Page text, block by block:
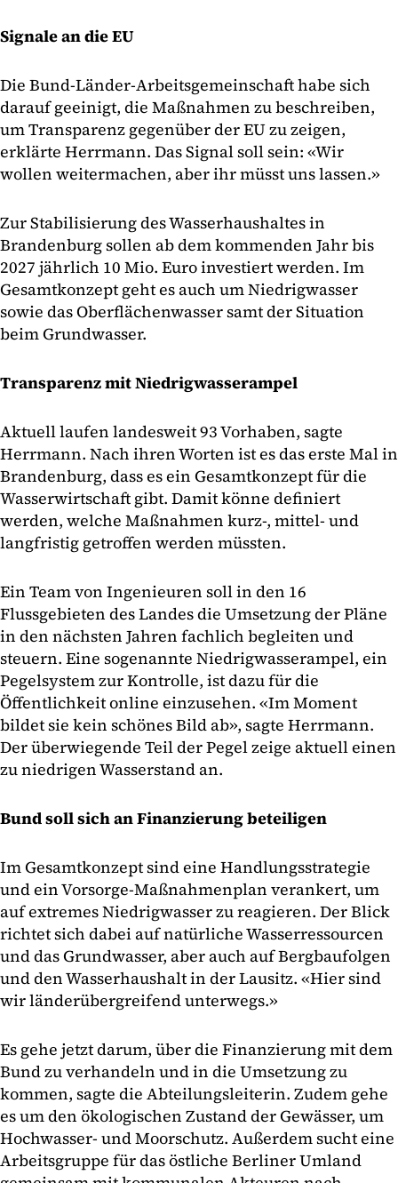
Signale an die EU
Die Bund-Länder-Arbeitsgemeinschaft habe sich
darauf geeinigt, die Maßnahmen zu beschreiben,
um Transparenz gegenüber der EU zu zeigen,
erklärte Herrmann. Das Signal soll sein: «Wir
wollen weitermachen, aber ihr müsst uns lassen.»
Zur Stabilisierung des Wasserhaushaltes in
Brandenburg sollen ab dem kommenden Jahr bis
2027 jährlich 10 Mio. Euro investiert werden. Im
Gesamtkonzept geht es auch um Niedrigwasser
sowie das Oberflächenwasser samt der Situation
beim Grundwasser.
Transparenz mit Niedrigwasserampel
Aktuell laufen landesweit 93 Vorhaben, sagte
Herrmann. Nach ihren Worten ist es das erste Mal in
Brandenburg, dass es ein Gesamtkonzept für die
Wasserwirtschaft gibt. Damit könne definiert
werden, welche Maßnahmen kurz-, mittel- und
langfristig getroffen werden müssten.
Ein Team von Ingenieuren soll in den 16
Flussgebieten des Landes die Umsetzung der Pläne
in den nächsten Jahren fachlich begleiten und
steuern. Eine sogenannte Niedrigwasserampel, ein
Pegelsystem zur Kontrolle, ist dazu für die
Öffentlichkeit online einzusehen. «Im Moment
bildet sie kein schönes Bild ab», sagte Herrmann.
Der überwiegende Teil der Pegel zeige aktuell einen
zu niedrigen Wasserstand an.
Bund soll sich an Finanzierung beteiligen
Im Gesamtkonzept sind eine Handlungsstrategie
und ein Vorsorge-Maßnahmenplan verankert, um
auf extremes Niedrigwasser zu reagieren. Der Blick
richtet sich dabei auf natürliche Wasserressourcen
und das Grundwasser, aber auch auf Bergbaufolgen
und den Wasserhaushalt in der Lausitz. «Hier sind
wir länderübergreifend unterwegs.»
Es gehe jetzt darum, über die Finanzierung mit dem
Bund zu verhandeln und in die Umsetzung zu
kommen, sagte die Abteilungsleiterin. Zudem gehe
es um den ökologischen Zustand der Gewässer, um
Hochwasser- und Moorschutz. Außerdem sucht eine
Arbeitsgruppe für das östliche Berliner Umland